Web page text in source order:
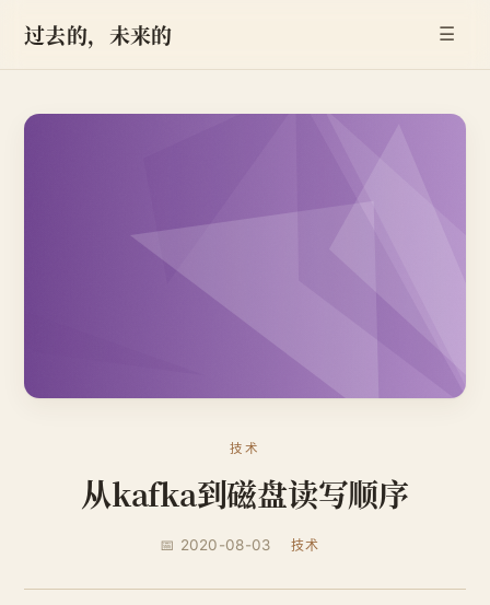
过去的，未来的 ☰
技术
从kafka到磁盘读写顺序
📅 2020-08-03 技术